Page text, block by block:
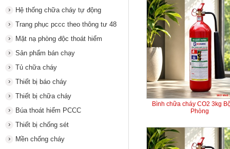
Hệ thống chữa cháy tự động
Trang phục pccc theo thông tư 48
Mặt nạ phòng độc thoát hiểm
Sản phẩm bán chạy
Tủ chữa cháy
Thiết bị báo cháy
Thiết bị chữa cháy
Búa thoát hiểm PCCC
Thiết bị chống sét
Mền chống cháy
Bình chữa cháy CO2 3kg
Phòng